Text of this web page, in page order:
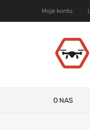
Moje konto
O NAS